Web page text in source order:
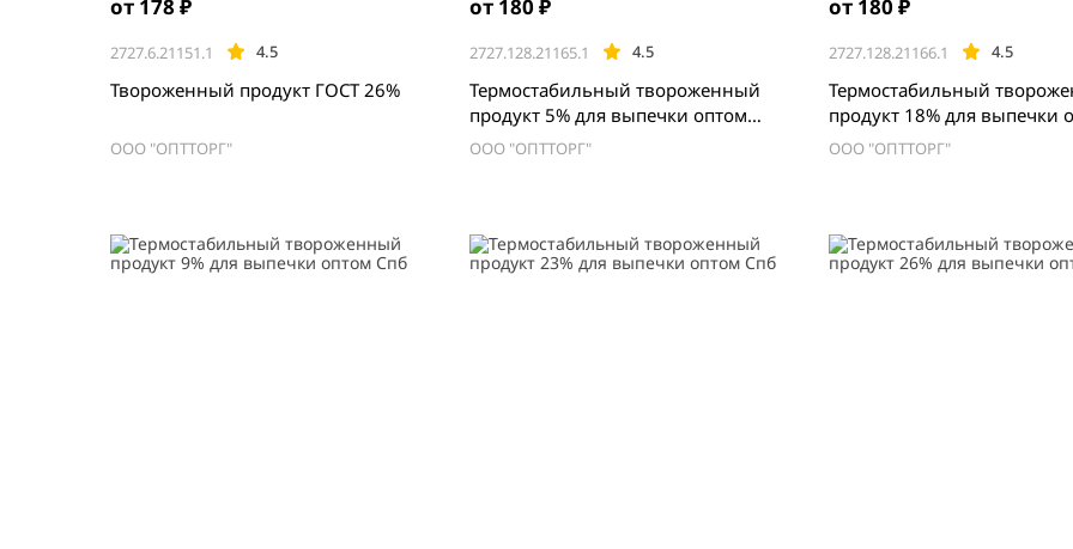
от 178 ₽
2727.6.21151.1 4.5
Твороженный продукт ГОСТ 26%
ООО "ОПТТОРГ"
от 180 ₽
2727.128.21165.1 4.5
Термостабильный твороженный
продукт 5% для выпечки оптом
Спб
ООО "ОПТТОРГ"
от 180 ₽
2727.128.21166.1 4.5
Термостабильный
продукт 18% для выпечки
Спб
ООО "ОПТТОРГ"